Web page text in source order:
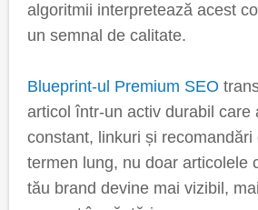
algoritmii interpretează acest
un semnal de calitate.
Blueprint-ul Premium SEO
articol într-un activ durabil care
constant, linkuri și recomandări
termen lung, nu doar articolele
tău brand devine mai vizibil,